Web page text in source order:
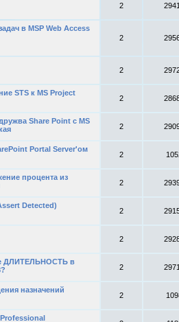
2
в MSP Web Access
2
2
STS к MS Project
2
Share Point с MS
2
Portal Server'oм
2
процента из
2
Detected)
2
2
ДЛИТЕЛЬНОСТЬ в
2
назначений
2